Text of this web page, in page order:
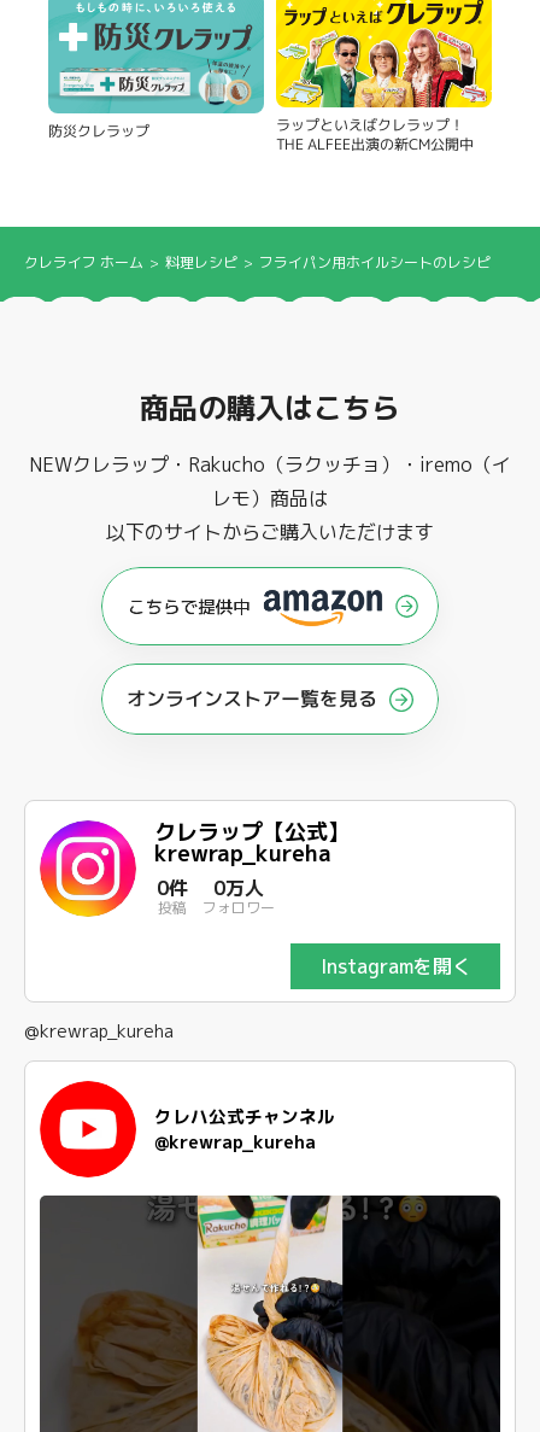
防災クレラップ ラップといえばクレラップ！
THE ALFEE出演の新CM公開中
クレライフ ホーム 料理レシピ フライパン用ホイルシートのレシピ
商品の購入はこちら
NEWクレラップ・Rakucho（ラクッチョ）・iremo（イ
レモ）商品は
以下のサイトからご購入いただけます
オンラインストアー覧を見る
クレラップ【公式】
krewrap_kureha
0件
投稿
0万人
フォロワー
Instagramを開く
@krewrap_kureha
クレハ公式チャンネル
@krewrap_kureha